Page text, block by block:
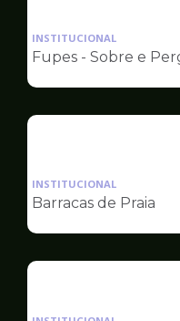
INSTITUCIONAL
Fupes - Sobre e
INSTITUCIONAL
Barracas de Praia